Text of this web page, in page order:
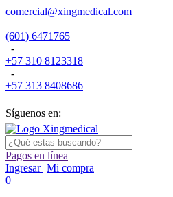
comercial@xingmedical.com
|
(601) 6471765
-
+57 310 8123318
-
+57 313 8408686
Síguenos en:
Pagos en línea
Ingresar Mi compra
0